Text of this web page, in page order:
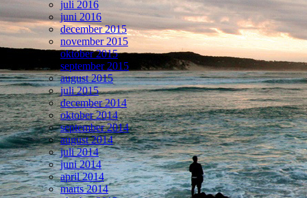
juli 2016
juni 2016
december 2015
november 2015
oktober 2015
september 2015
august 2015
juli 2015
december 2014
oktober 2014
september 2014
august 2014
juli 2014
juni 2014
april 2014
marts 2014